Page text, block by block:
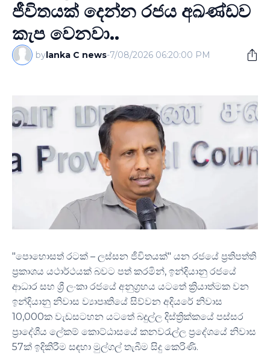
ජීවිතයක් දෙන්න රජය අඛණ්ඩව
කැප වෙනවා..
bylanka C news-7/08/2026 06:20:00 PM
"පොහොසත් රටක් – ලස්සන ජීවිතයක්" යන රජයේ ප්‍රතිපත්ති
ප්‍රකාශය යථාර්ථයක් බවට පත් කරමින්, ඉන්දියානු රජයේ
ආධාර සහ ශ්‍රී ලංකා රජයේ අනුග්‍රහය යටතේ ක්‍රියාත්මක වන
ඉන්දියානු නිවාස ව්‍යාපෘතියේ සිව්වන අදියරේ නිවාස
10,000ක වැඩසටහන යටතේ බදුල්ල දිස්ත්‍රික්කයේ පස්සර
ප්‍රාදේශීය ලේකම් කොට්ඨාසයේ කනවරැල්ල ප්‍රදේශයේ නිවාස
57ක් ඉදිකිරීම සඳහා මුල්ගල් තැබීම සිදු කෙරිණි.